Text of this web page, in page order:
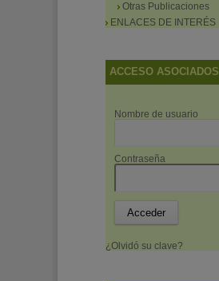
Otras Publicaciones
ENLACES DE INTERÉS
ACCESO ASOCIADOS
Nombre de usuario
Contraseña
¿Olvidó su clave?